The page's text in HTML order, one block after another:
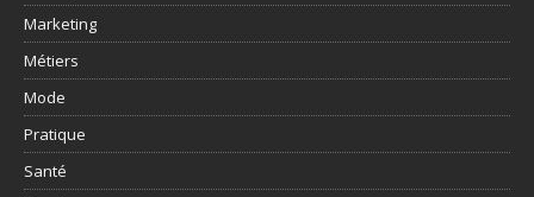
Marketing
Métiers
Mode
Pratique
Santé